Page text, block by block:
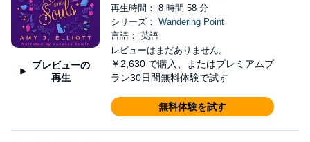
プレビューの
再生
再生時間： 8 時間 58 分
シリーズ： Wandering Point
言語： 英語
レビューはまだありません。
￥2,630 で購入、またはプレミアムプ
ラン30日間無料体験で試す
無料体験を試す